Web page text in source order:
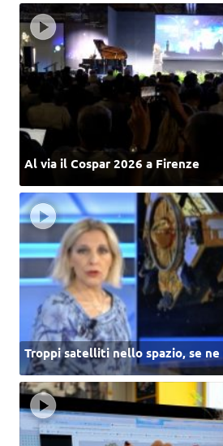
Al via il Cospar 2026 a Firenze
Troppi satelliti nello spazio, se ne